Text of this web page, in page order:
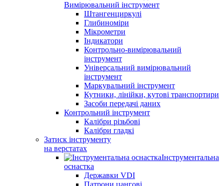
Вимірювальний інструмент
Штангенциркулі
Глибиноміри
Мікрометри
Індикатори
Контрольно-вимірювальний
інструмент
Універсальний вимірювальний
інструмент
Маркувальний інструмент
Кутники, лінійки, кутові транспортири
Засоби передачі даних
Контрольний інструмент
Калібри різьбові
Калібри гладкі
Затиск інструменту
на верстатах
Інструментальна
оснастка
Державки VDI
Патрони цангові